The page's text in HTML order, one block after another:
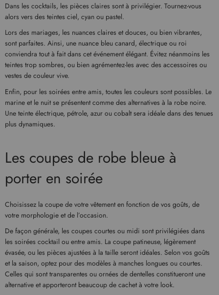
Dans les cocktails, les pièces claires sont à privilégier. Tournez-vous
alors vers des teintes ciel, cyan ou pastel.
Lors des mariages, les nuances claires et douces, ou bien vibrantes,
sont parfaites. Ainsi, une nuance bleu canard, électrique ou roi
conviendra tout à fait dans cet événement élégant. Évitez néanmoins les
teintes trop sombres, ou bien agrémentez-les avec des accessoires ou
vestes de couleur vive.
Enfin, pour les soirées entre amis, toutes les couleurs sont possibles. Le
marine et le nuit se présentent comme des alternatives à la robe noire.
Une teinte électrique, pétrole, azur ou cobalt sera idéale dans des tenues
plus dynamiques.
Les coupes de robe bleue à
porter en soirée
Choisissez la coupe de votre vêtement en fonction de vos goûts, de
votre morphologie et de l’occasion.
De façon générale, les coupes courtes ou midi sont privilégiées dans
les soirées cocktail ou entre amis. La coupe patineuse, légèrement
évasée, ou les pièces ajustées à la taille seront idéales. Selon vos goûts
et la saison, optez pour des modèles à manches longues ou courtes.
Celles qui sont transparentes ou ornées de dentelles constitueront une
alternative et apporteront beaucoup de cachet à votre look.